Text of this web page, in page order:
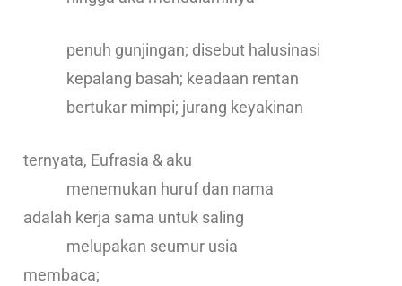
penuh gunjingan; disebut halusinasi
kepalang basah; keadaan rentan
bertukar mimpi; jurang keyakinan
ternyata, Eufrasia & aku
menemukan huruf dan nama
adalah kerja sama untuk saling
melupakan seumur usia
membaca;